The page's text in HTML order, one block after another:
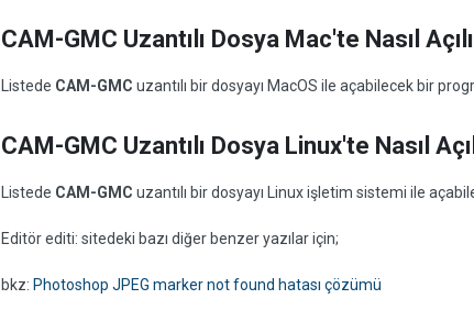
CAM-GMC Uzantılı Dosya Mac'te Nasıl
Listede CAM-GMC uzantılı bir dosyayı MacOS ile açabilecek bir
CAM-GMC Uzantılı Dosya Linux'te Nasıl
Listede CAM-GMC uzantılı bir dosyayı Linux işletim sistemi ile
Editör editi: sitedeki bazı diğer benzer yazılar için;
bkz: Photoshop JPEG marker not found hatası çözümü